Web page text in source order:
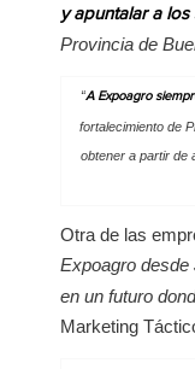
y apuntalar a
Provincia de
“A Expoagro
fortalecimiento de
obtener a partir de
Otra de las
Expoagro desde
en un futuro
Marketing